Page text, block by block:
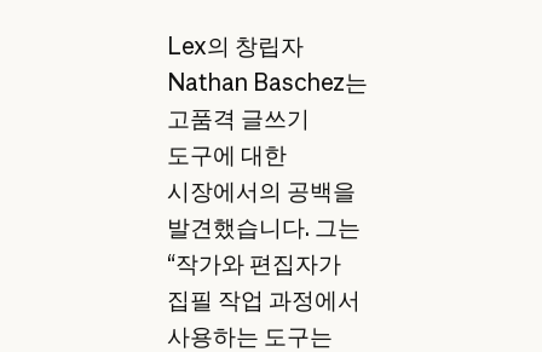
Lex의 창립자
Nathan Baschez는
고품격 글쓰기
도구에 대한
시장에서의 공백을
발견했습니다. 그는
“작가와 편집자가
집필 작업 과정에서
사용하는 도구는